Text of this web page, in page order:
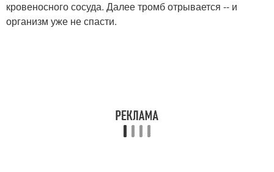
кровеносного сосуда. Далее тромб отрывается -- и
организм уже не спасти.